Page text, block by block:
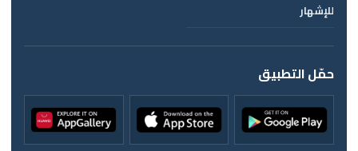
للإشهار
حمّل التطبيق